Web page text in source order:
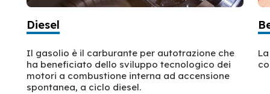
Diesel
Il gasolio è il carburante per autotrazione che
ha beneficiato dello sviluppo tecnologico dei
motori a combustione interna ad accensione
spontanea, a ciclo diesel.